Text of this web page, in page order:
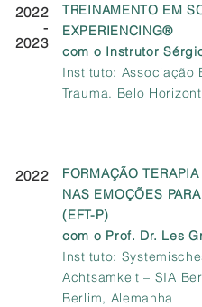
2022
-
2023
TREINAMENTO EM
EXPERIENCING®
com o Instrutor
Instituto: Associação
Trauma. Belo
2022 FORMAÇÃO
NAS EMOÇÕES
(EFT-P)
com o Prof. Dr. Les
Instituto:
Achtsamkeit – SIA
Berlim, Alemanha